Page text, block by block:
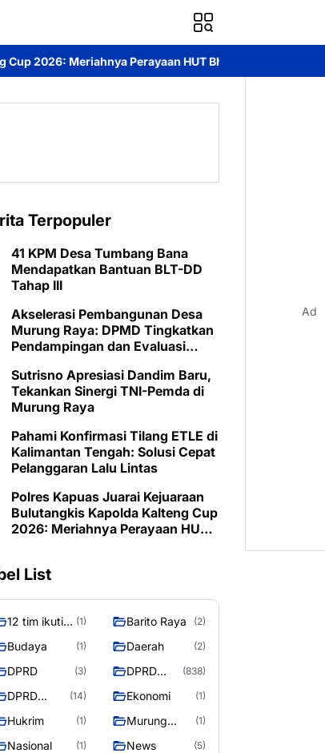
HUT Bhayangkara ke-80 di Palangka Raya
Terpopuler
41 KPM Desa Tumbang Bana
Mendapatkan Bantuan BLT-DD
Tahap III
Akselerasi Pembangunan Desa
Murung Raya: DPMD Tingkatkan
Pendampingan dan Evaluasi
Berkelanjutan
Sutrisno Apresiasi Dandim Baru,
Tekankan Sinergi TNI-Pemda di
Murung Raya
Pahami Konfirmasi Tilang ETLE di
Kalimantan Tengah: Solusi Cepat
Pelanggaran Lalu Lintas
Polres Kapuas Juarai Kejuaraan
Bulutangkis Kapolda Kalteng Cup
2026: Meriahnya Perayaan HUT
List
12 tim ikuti
liga pelajar
Murung
Raya
(1) Barito Raya (2)
Budaya (1) Daerah (2)
DPRD (3)
DPRD
Raya
(838)
DPRD
RAYA
(14) Ekonomi (1)
Hukrim (1)
Murung
(1)
Nasional (1) News (5)
Ad